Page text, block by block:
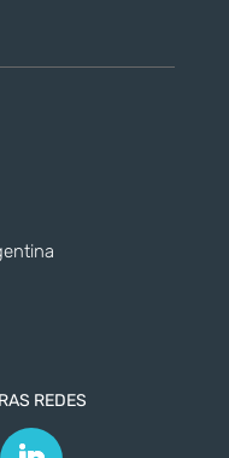
REDES